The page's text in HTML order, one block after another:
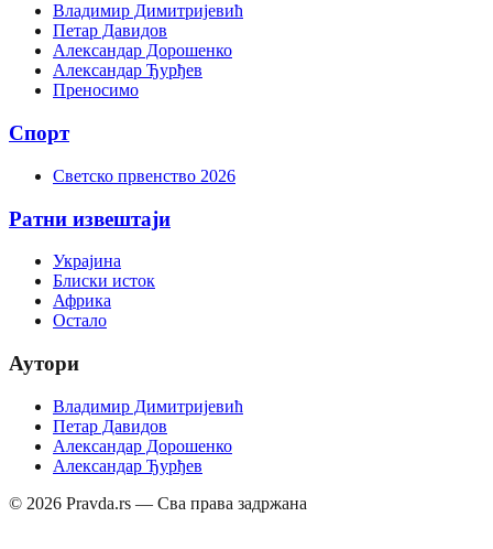
Владимир Димитријевић
Петар Давидов
Александар Дорошенко
Александар Ђурђев
Преносимо
Спорт
Светско првенство 2026
Ратни извештаји
Украјина
Блиски исток
Африка
Остало
Аутори
Владимир Димитријевић
Петар Давидов
Александар Дорошенко
Александар Ђурђев
© 2026 Pravda.rs — Сва права задржана